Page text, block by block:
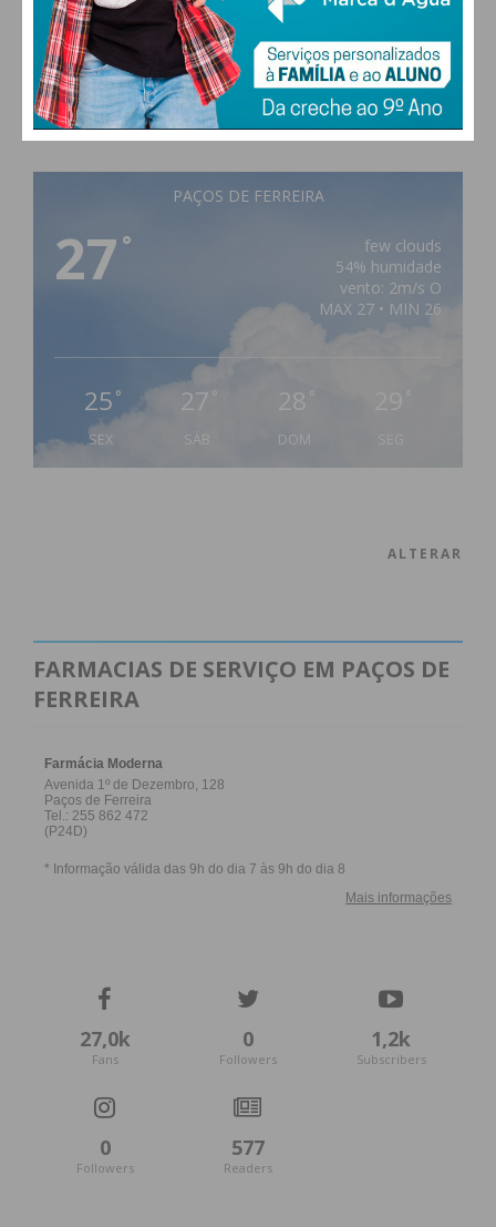
PAÇOS DE FERREIRA
27 °
few clouds
54% humidade
vento: 2m/s O
MAX 27 • MIN 26
25 °
SEX
27 °
SÁB
28 °
DOM
ALTERAR
FARMACIAS DE SERVIÇO EM PAÇOS DE
FERREIRA
27,0k
Fans
0
Followers
1,2k
Subscribers
0
Followers
577
Readers